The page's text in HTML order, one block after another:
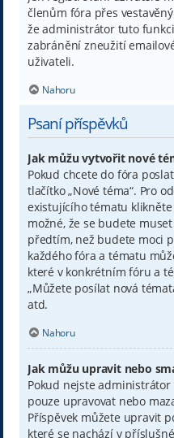
členům fóra přes
že administrátor tuto
zabránění zneužití
uživateli.
Nahoru
Psaní příspěvků
Jak můžu vytvořit nové
Pokud chcete do fóra
tlačítko „Nové téma“. Pro
existujícího tématu klikněte
možné, že se budete
předtím, než budete moci
každého fóra a tématu
které v konkrétním fóru a
„Můžete posílat nová
atd.
Nahoru
Jak můžu upravit nebo
Pokud nejste
pouze upravovat nebo
Příspěvek můžete upravit
které se nachází v